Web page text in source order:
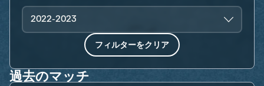
2022-2023
フィルターをクリア
過去のマッチ